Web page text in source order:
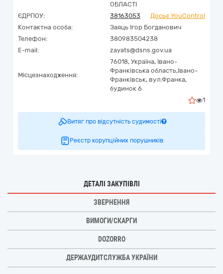
ОБЛАСТІ
ЄДРПОУ:
38163053
Досьє YouControl
Контактна особа:
Заяць Ігор Богданович
Телефон:
380983504238
E-mail:
zayats@dsns.gov.ua
Місцезнаходження:
76018, Україна, Івано-
Франківська область,Івано-
Франківськ, вул.Франка,
будинок 6
1
Витяг про відсутність судимості
Реєстр корупційних порушників
ДЕТАЛІ ЗАКУПІВЛІ
ЗВЕРНЕННЯ
ВИМОГИ/СКАРГИ
DOZORRO
ДЕРЖАУДИТСЛУЖБА УКРАЇНИ